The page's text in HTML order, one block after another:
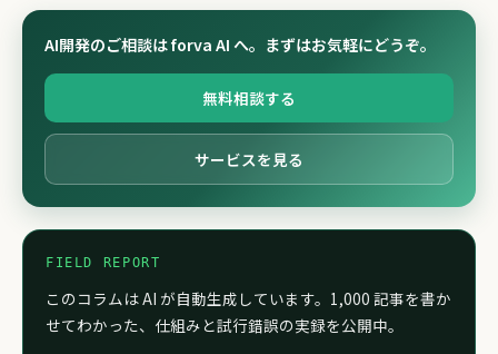
AI開発のご相談は forva AI へ。まずはお気軽にどうぞ。
無料相談する
サービスを見る
FIELD REPORT
このコラムは AI が自動生成しています。1,000 記事を書か
せてわかった、仕組みと試行錯誤の実録を公開中。